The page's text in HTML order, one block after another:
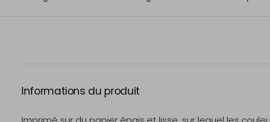
Informations du produit